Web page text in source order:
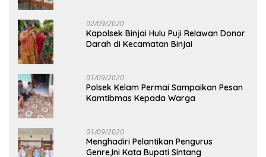
02/09/2020
Kapolsek Binjai Hulu Puji Relawan Donor
Darah di Kecamatan Binjai
01/09/2020
Polsek Kelam Permai Sampaikan Pesan
Kamtibmas Kepada Warga
01/09/2020
Menghadiri Pelantikan Pengurus
Genre,Ini Kata Bupati Sintang